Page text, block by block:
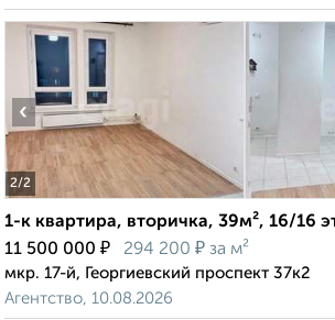
2/2
‹
1-к квартира, вторичка, 39м², 16/16
11 500 000 ₽ 294 200 ₽ за м²
мкр. 17-й, Георгиевский проспект 37к2
Агентство, 10.08.2026